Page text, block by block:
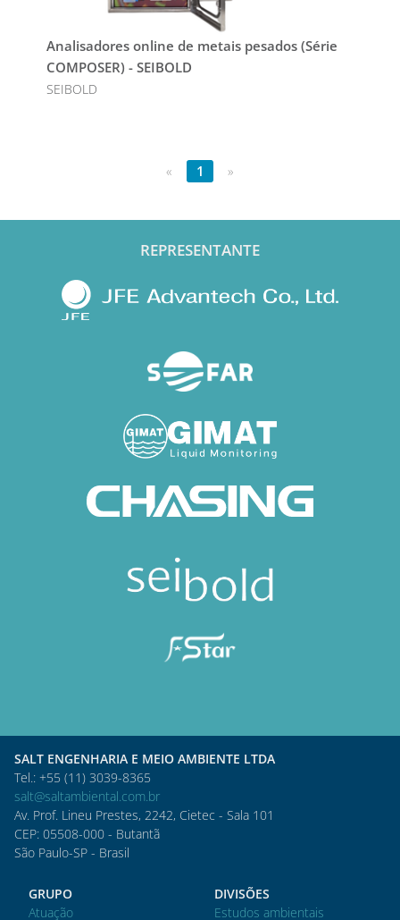
Analisadores online de metais pesados (Série
COMPOSER) - SEIBOLD
SEIBOLD
« 1 »
REPRESENTANTE
SALT ENGENHARIA E MEIO AMBIENTE LTDA
Tel.: +55 (11) 3039-8365
salt@saltambiental.com.br
Av. Prof. Lineu Prestes, 2242, Cietec - Sala 101
CEP: 05508-000 - Butantã
São Paulo-SP - Brasil
GRUPO
Atuação
DIVISÕES
Estudos ambientais